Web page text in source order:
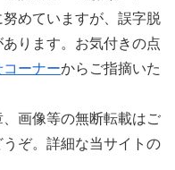
めていますが、誤字脱
ります。お気付きの点
ーナーからご指摘いた
画像等の無断転載はご
ぞ。詳細な当サイトの